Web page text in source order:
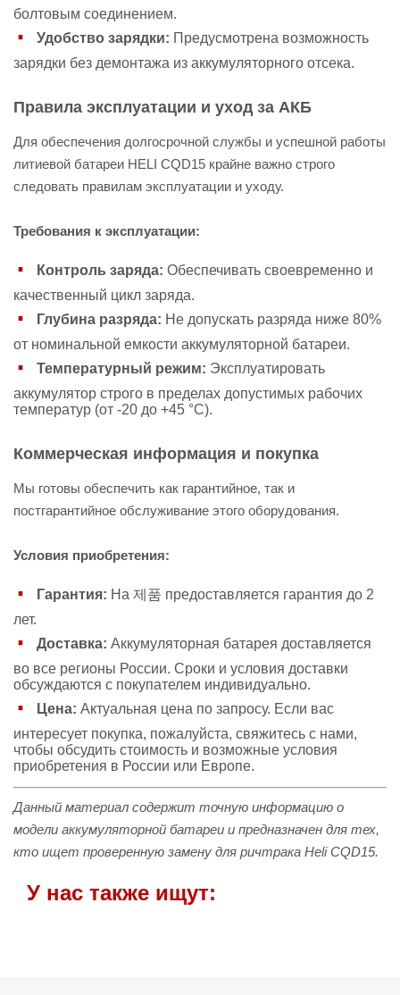
болтовым соединением.
Удобство зарядки: Предусмотрена возможность
зарядки без демонтажа из аккумуляторного отсека.
Правила эксплуатации и уход за АКБ
Для обеспечения долгосрочной службы и успешной работы
литиевой батареи HELI CQD15 крайне важно строго
следовать правилам эксплуатации и уходу.
Требования к эксплуатации:
Контроль заряда: Обеспечивать своевременно и
качественный цикл заряда.
Глубина разряда: Не допускать разряда ниже 80%
от номинальной емкости аккумуляторной батареи.
Температурный режим: Эксплуатировать
аккумулятор строго в пределах допустимых рабочих
температур (от -20 до +45 °С).
Коммерческая информация и покупка
Мы готовы обеспечить как гарантийное, так и
постгарантийное обслуживание этого оборудования.
Условия приобретения:
Гарантия: На 제품 предоставляется гарантия до 2
лет.
Доставка: Аккумуляторная батарея доставляется
во все регионы России. Сроки и условия доставки
обсуждаются с покупателем индивидуально.
Цена: Актуальная цена по запросу. Если вас
интересует покупка, пожалуйста, свяжитесь с нами,
чтобы обсудить стоимость и возможные условия
приобретения в России или Европе.
Данный материал содержит точную информацию о
модели аккумуляторной батареи и предназначен для тех,
кто ищет проверенную замену для ричтрака Heli CQD15.
У нас также ищут: